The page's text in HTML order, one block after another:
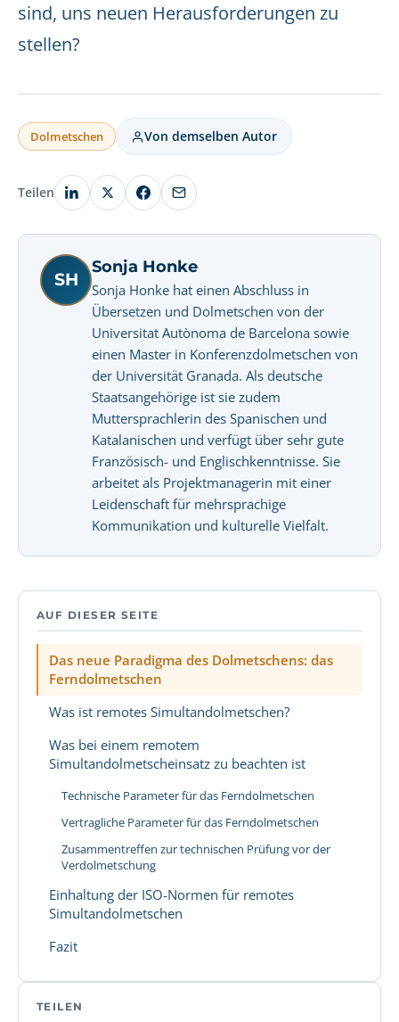
sind, uns neuen Herausforderungen zu
stellen?
Dolmetschen Von demselben Autor
Teilen
SH
Sonja Honke
Sonja Honke hat einen Abschluss in
Übersetzen und Dolmetschen von der
Universitat Autònoma de Barcelona sowie
einen Master in Konferenzdolmetschen von
der Universität Granada. Als deutsche
Staatsangehörige ist sie zudem
Muttersprachlerin des Spanischen und
Katalanischen und verfügt über sehr gute
Französisch- und Englischkenntnisse. Sie
arbeitet als Projektmanagerin mit einer
Leidenschaft für mehrsprachige
Kommunikation und kulturelle Vielfalt.
AUF DIESER SEITE
Das neue Paradigma des Dolmetschens: das
Ferndolmetschen
Was ist remotes Simultandolmetschen?
Was bei einem remotem
Simultandolmetscheinsatz zu beachten ist
Technische Parameter für das Ferndolmetschen
Vertragliche Parameter für das Ferndolmetschen
Zusammentreffen zur technischen Prüfung vor der
Verdolmetschung
Einhaltung der ISO-Normen für remotes
Simultandolmetschen
Fazit
TEILEN